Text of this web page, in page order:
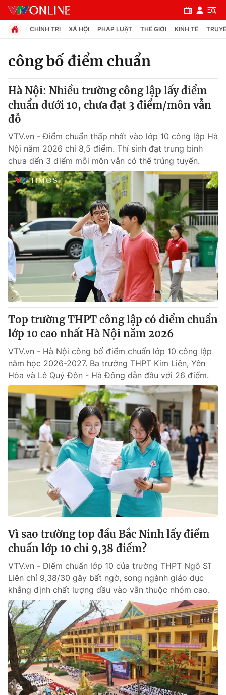
Chuyên mục
Chính trị
Pháp luật
Y tế
Thế giới
Tin tức
Thế giới đó đây
Câu chuyện quốc tế
Kinh tế
Tài chính
Thị trường
Góc doanh nghiệp
Dữ liệu và đời sống
Truyền hình
Phim VTV
Hậu trường
Nhân vật
Khán giả
Giải sao mai
Giải trí
Điện ảnh
Âm nhạc
Sao
Đời sống
Du lịch
Làm đẹp
Chất lượng cuộc sống
Giáo dục
Tuyển sinh
Học trực tuyến
Công nghệ
Hitech Công nghệ tương lai
Sản phẩm
Thị trường
Giao lưu trực tuyến
Lịch phát sóng
Chuyên mục khác
Emagazine Podcast
Photo Infographic
Video Shorts video
VTV Money VTV Thể thao
VTV Sức khoẻ Bất động sản
Thị trường 24h Tấm lòng Việt
CHÍNH TRỊ XÃ HỘI PHÁP LUẬT THẾ GIỚI KINH TẾ
công bố điểm chuẩn
Hà Nội: Nhiều trường công lập lấy điểm
chuẩn dưới 10, chưa đạt 3 điểm/môn vẫn
đỗ
VTV.vn - Điểm chuẩn thấp nhất vào lớp 10 công lập Hà
Nội năm 2026 chỉ 8,5 điểm. Thí sinh đạt trung bình
chưa đến 3 điểm mỗi môn vẫn có thể trúng tuyển.
Top trường THPT công lập có điểm chuẩn
lớp 10 cao nhất Hà Nội năm 2026
VTV.vn - Hà Nội công bố điểm chuẩn lớp 10 công lập
năm học 2026-2027. Ba trường THPT Kim Liên, Yên
Hòa và Lê Quý Đôn - Hà Đông dẫn đầu với 26 điểm.
Vì sao trường top đầu Bắc Ninh lấy điểm
chuẩn lớp 10 chỉ 9,38 điểm?
VTV.vn - Điểm chuẩn lớp 10 của trường THPT Ngô Sĩ
Liên chỉ 9,38/30 gây bất ngờ, song ngành giáo dục
khẳng định chất lượng đầu vào vẫn thuộc nhóm cao.